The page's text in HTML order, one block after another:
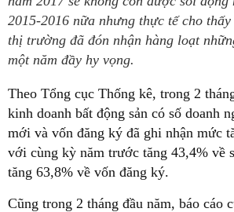
2015-2016 nữa nhưng thực tế cho
thị trường đã đón nhận hàng loạt
một năm đầy hy vọng.
Theo Tổng cục Thống kê, trong 2
kinh doanh bất động sản có số doanh
mới và vốn đăng ký đã ghi nhận mức
với cùng kỳ năm trước tăng 43,4% về
tăng 63,8% về vốn đăng ký.
Cũng trong 2 tháng đầu năm, báo cáo